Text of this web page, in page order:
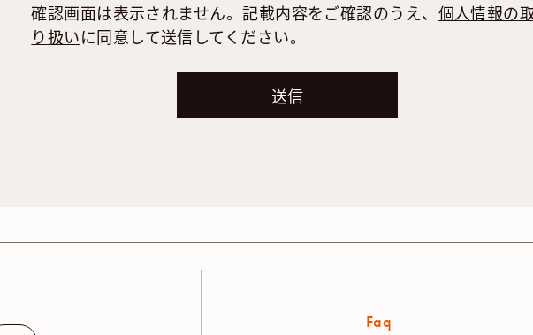
確認画面は表示されません。記載内容をご確認のうえ、 個人情報の
り扱いに同意して送信してください。
Faq